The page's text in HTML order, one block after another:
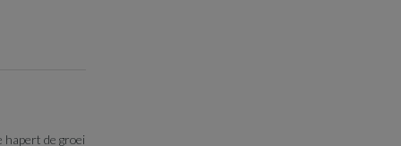
hapert de groei